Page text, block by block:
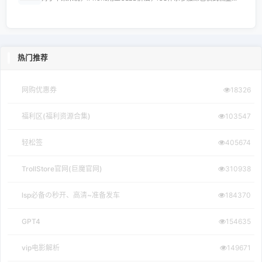
热门推荐
网购优惠券 18326
福利区(福利资源合集) 103547
轻松签 405674
TrollStore官网(巨魔官网) 310938
lsp必备の秒开、高清~准备发车 184370
GPT4 154635
vip电影解析 149671